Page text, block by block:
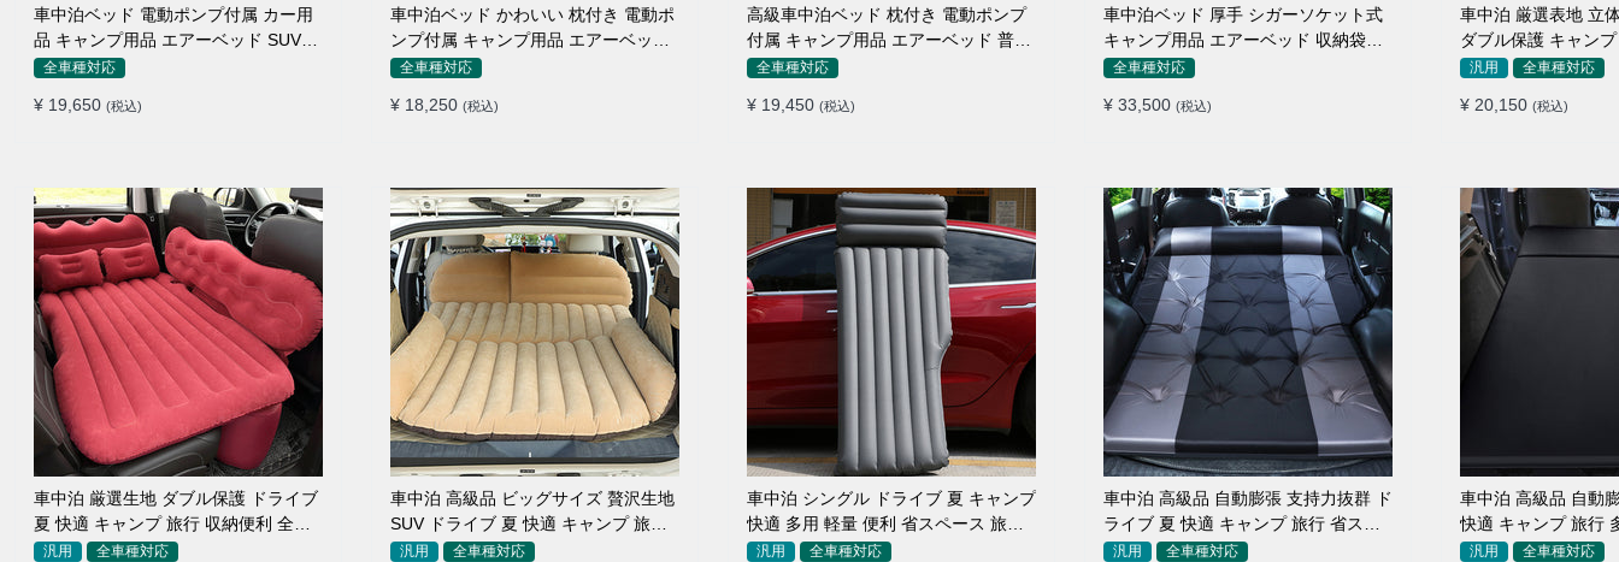
車中泊ベッド 電動ポンプ付属 カー用
品 キャンプ用品 エアーベッド SUV車
普通車適用
全車種対応
¥ 19,650 (税込)
車中泊ベッド かわいい 枕付き 電動ポ
ンプ付属 キャンプ用品 エアーベッド
普通車 SUV
全車種対応
¥ 18,250 (税込)
高級車中泊ベッド 枕付き 電動ポンプ
付属 キャンプ用品 エアーベッド 普通
車 SUV
全車種対応
¥ 19,450 (税込)
車中泊ベッド 厚手 シガーソケット式
キャンプ用品 エアーベッド 収納袋付
き 普通車 SUV適用
全車種対応
¥ 33,500 (税込)
車中泊 厳選表地 立
ダブル保護 キャン
付簡単 全車種 エア
汎用 全車種対応
¥ 20,150 (税込)
車中泊 厳選生地 ダブル保護 ドライブ
夏 快適 キャンプ 旅行 収納便利 全車
種 多色 エアーベッド
汎用 全車種対応
車中泊 高級品 ビッグサイズ 贅沢生地
SUV ドライブ 夏 快適 キャンプ 旅行
収納便利 エアーベッド
汎用 全車種対応
車中泊 シングル ドライブ 夏 キャンプ
快適 多用 軽量 便利 省スペース 旅行
エアーベッド
汎用 全車種対応
車中泊 高級品 自動膨張 支持力抜群 ド
ライブ 夏 快適 キャンプ 旅行 省スペ
ース エアーベッド
汎用 全車種対応
車中泊 高級品 自動
快適 キャンプ 旅行
納便利 エアーベッド
汎用 全車種対応